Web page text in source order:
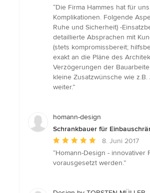
Bewertung:
5
von
5
Sternen
“Die Firma Hammes hat für
Komplikationen. Folgende
Ruhe und Sicherheit) -
detaillierte Absprachen mit
(stets kompromissbereit;
exakt an die Pläne des
Verzögerungen der
kleine Zusatzwünsche wie
weiter.”
homann-design
Schrankbauer für
Durchschnittliche
Bewertung:
5
Sternen
8. Juni 2017
“Homann-Design -
vorausgesetzt werden.”